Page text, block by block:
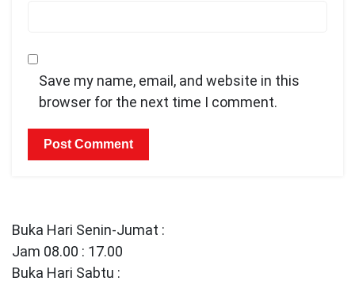
Save my name, email, and website in this
browser for the next time I comment.
Buka Hari Senin-Jumat :
Jam 08.00 : 17.00
Buka Hari Sabtu :